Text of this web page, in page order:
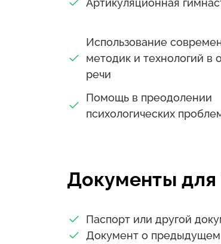
коррекционной
Выпускники получают
квалификацию "Специалист
профессиональной
Особенности документа:
Артикуляционная
Использование
методик и технологий в
речи
Помощь в преодолении
психологических
Документы для
Паспорт или другой
Документ о предыдущем